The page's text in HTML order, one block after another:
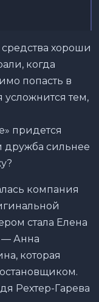
хороши
когда
попасть в
тем,
придется
дружба сильнее
компания
стала Елена
— Анна
которая
Рехтер-Гарева